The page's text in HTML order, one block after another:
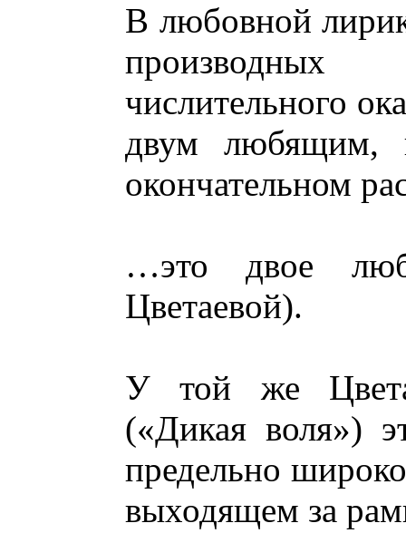
В любовной
производных
числительного
двум
окончательном
…это двое
Цветаевой).
У той же
(«Дикая воля»)
предельно
выходящем за